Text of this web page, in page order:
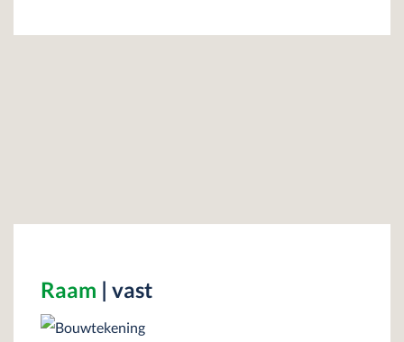
Raam | vast